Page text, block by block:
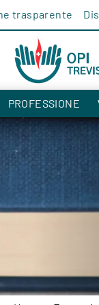
trasparente
PROFESSIONE